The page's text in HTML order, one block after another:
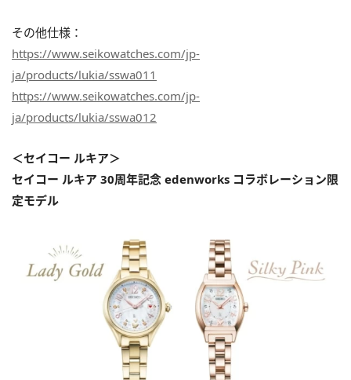
その他仕様：
https://www.seikowatches.com/jp-
ja/products/lukia/sswa011
https://www.seikowatches.com/jp-
ja/products/lukia/sswa012
＜セイコー ルキア＞
セイコー ルキア 30周年記念 edenworks コラボレーション限
定モデル